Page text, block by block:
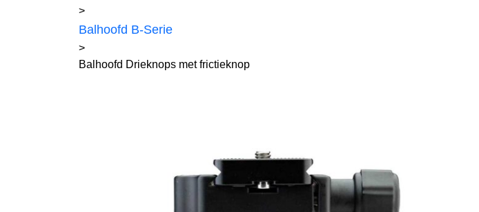
>
Balhoofd B-Serie
>
Balhoofd Drieknops met frictieknop